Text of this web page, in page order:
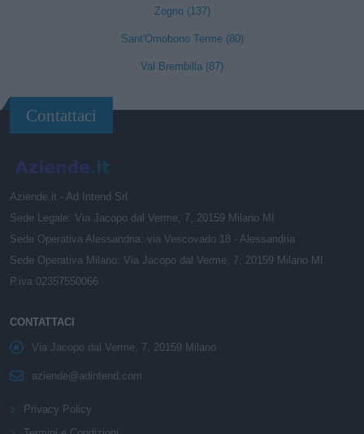
Zogno (137)
Sant'Omobono Terme (80)
Val Brembilla (87)
Contattaci
Aziende.it - Ad Intend Srl
Sede Legale: Via Jacopo dal Verme, 7, 20159 Milano MI
Sede Operativa Alessandria: via Vescovado 18 - Alessandria
Sede Operativa Milano: Via Jacopo dal Verme, 7, 20159 Milano MI
P.iva 02357550066
CONTATTACI
Via Jacopo dal Verme, 7, 20159 Milano
aziende@adintend.com
Privacy Policy